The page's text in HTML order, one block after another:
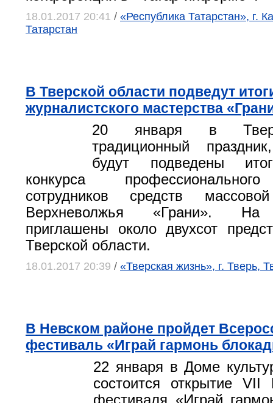
18.01.2017 20:41 / «Республика Татарстан», г.
Татарстан
В Тверской области подведут
журналистского мастерства
20 января в
традиционный
будут подведены
конкурса
сотрудников средств
Верхневолжья «Грани». На
приглашены около двухсот
Тверской области.
18.01.2017 20:39 / «Тверская жизнь», г. Тверь,
В Невском районе пройдет
фестиваль «Играй гармонь
22 января в Доме
состоится открытие VII